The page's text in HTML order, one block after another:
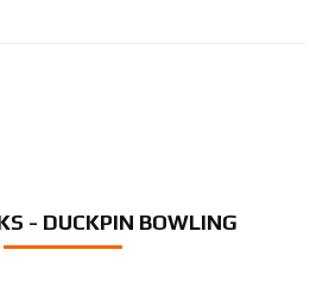
- DUCKPIN BOWLING